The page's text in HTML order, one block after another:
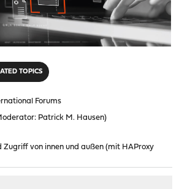
TOPICS
Forums
Patrick M. Hausen)
Zugriff von innen und außen (mit HAProxy